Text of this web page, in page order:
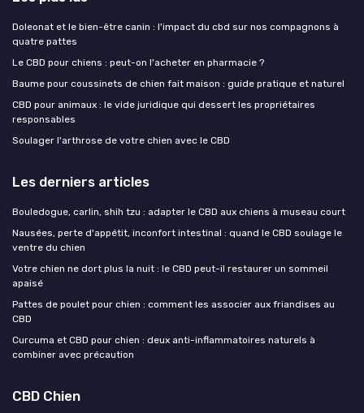
Doleonat et le bien-être canin : l'impact du cbd sur nos compagnons à
quatre pattes
Le CBD pour chiens : peut-on l'acheter en pharmacie ?
Baume pour coussinets de chien fait maison : guide pratique et naturel
CBD pour animaux : le vide juridique qui dessert les propriétaires
responsables
Soulager l'arthrose de votre chien avec le CBD
Les derniers articles
Bouledogue, carlin, shih tzu : adapter le CBD aux chiens à museau court
Nausées, perte d'appétit, inconfort intestinal : quand le CBD soulage le
ventre du chien
Votre chien ne dort plus la nuit : le CBD peut-il restaurer un sommeil
apaisé
Pattes de poulet pour chien : comment les associer aux friandises au
CBD
Curcuma et CBD pour chien : deux anti-inflammatoires naturels à
combiner avec précaution
CBD Chien